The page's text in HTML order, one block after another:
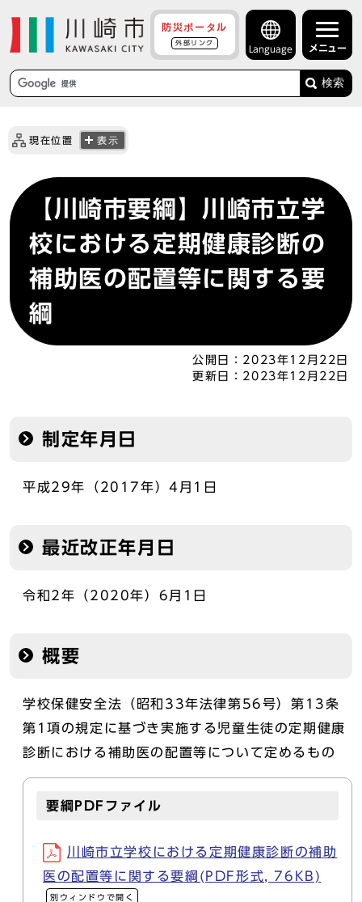
防災ポータル
外部リンク
Language メニュー
検索
現在位置 表示
【川崎市要綱】川崎市立学
校における定期健康診断の
補助医の配置等に関する要
綱
公開日： 2023年12月22日
更新日： 2023年12月22日
制定年月日
平成29年（2017年）4月1日
最近改正年月日
令和2年（2020年）6月1日
概要
学校保健安全法（昭和33年法律第56号）第13条
第1項の規定に基づき実施する児童生徒の定期健康
診断における補助医の配置等について定めるもの
要綱PDFファイル
川崎市立学校における定期健康診断の補助
医の配置等に関する要綱(PDF形式, 76KB)
別ウィンドウで開く